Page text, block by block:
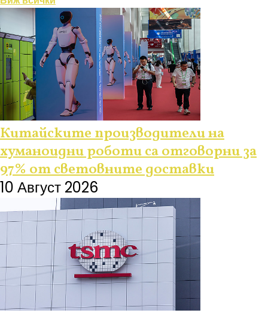
Китайските производители на
хуманоидни роботи са отговорни за
97% от световните доставки
10 Август 2026